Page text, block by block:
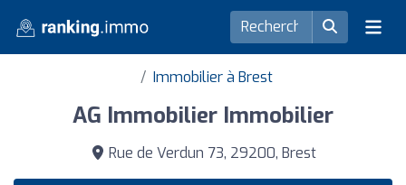
Immobilier à Brest
AG Immobilier Immobilier
Rue de Verdun 73, 29200, Brest